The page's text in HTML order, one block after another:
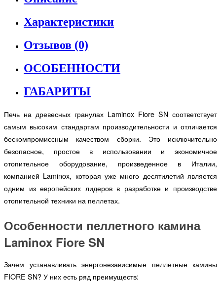
Характеристики
Отзывов (0)
ОСОБЕННОСТИ
ГАБАРИТЫ
Печь на древесных гранулах Laminox Fiore SN соответствует
самым высоким стандартам производительности и отличается
бескомпромиссным качеством сборки. Это исключительно
безопасное, простое в использовании и экономичное
отопительное оборудование, произведенное в Италии,
компанией Laminox, которая уже много десятилетий является
одним из европейских лидеров в разработке и производстве
отопительной техники на пеллетах.
Особенности пеллетного камина
Laminox Fiore SN
Зачем устанавливать энергонезависимые пеллетные камины
FIORE SN? У них есть ряд преимуществ: